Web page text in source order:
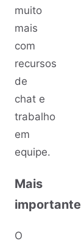
muito
mais
com
recursos
de
chat e
trabalho
em
equipe.
Mais
importante
O